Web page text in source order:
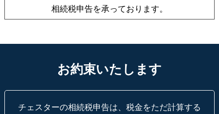
相続税申告を承っております。
お約束いたします
チェスターの相続税申告は、税金をただ計算する